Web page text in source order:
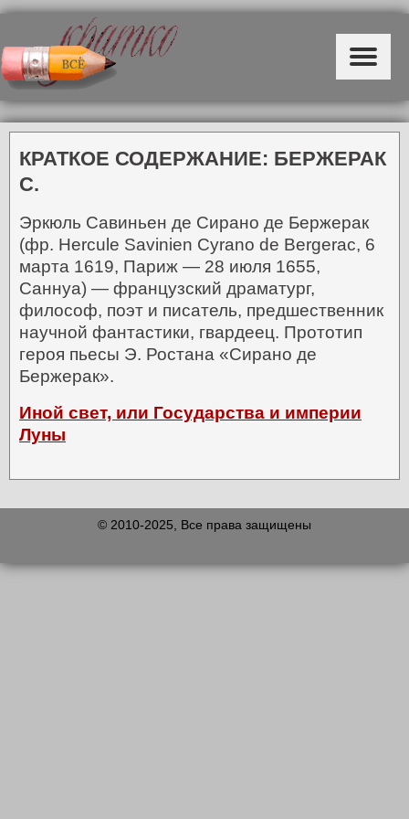
КРАТКОЕ СОДЕРЖАНИЕ: БЕРЖЕРАК
С.
Эркюль Савиньен де Сирано де Бержерак
(фр. Hercule Savinien Cyrano de Bergerac, 6
марта 1619, Париж — 28 июля 1655,
Cаннуа) — французский драматург,
философ, поэт и писатель, предшественник
научной фантастики, гвардеец. Прототип
героя пьесы Э. Ростана «Сирано де
Бержерак».
Иной свет, или Государства и империи
Луны
© 2010-2025, Все права защищены